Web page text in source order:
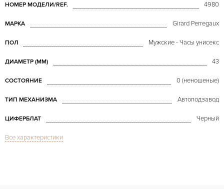
НОМЕР МОДЕЛИ/REF. 4980
МАРКА Girard Perregaux
ПОЛ Мужские - Часы унисекс
ДИАМЕТР (MM) 43
СОСТОЯНИЕ 0 (неношеные)
ТИП МЕХАНИЗМА Автоподзавод
ЦИФЕРБЛАТ Черный
СТЕКЛО
Все характеристики